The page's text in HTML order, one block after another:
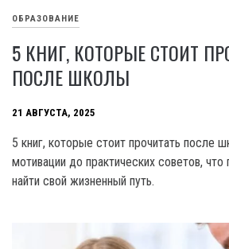
ОБРАЗОВАНИЕ
5 КНИГ, КОТОРЫЕ СТОИТ
ПОСЛЕ ШКОЛЫ
21 АВГУСТА, 2025
5 книг, которые стоит прочитать после
мотивации до практических советов,
найти свой жизненный путь.